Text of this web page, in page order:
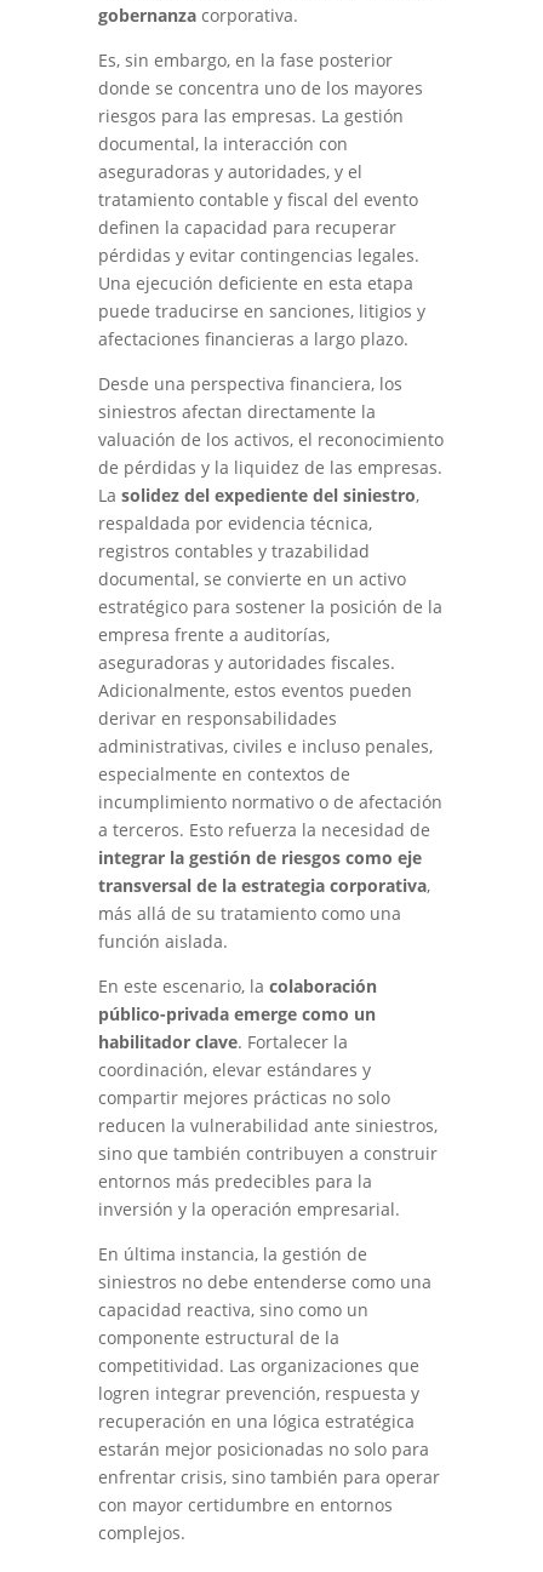
gobernanzacorporativa.
Es, sin embargo, en la fase posterior
donde se concentra uno de los mayores
riesgos para las empresas. La gestión
documental, la interacción con
aseguradoras y autoridades, y el
tratamiento contable y fiscal del evento
definen la capacidad para recuperar
pérdidas y evitar contingencias legales.
Una ejecución deficiente en esta etapa
puede traducirse en sanciones, litigios y
afectaciones financieras a largo plazo.
Desde una perspectiva financiera, los
siniestros afectan directamente la
valuación de los activos, el reconocimiento
de pérdidas y la liquidez de las empresas.
La solidez del expediente del siniestro,
respaldada por evidencia técnica,
registros contables y trazabilidad
documental, se convierte en un activo
estratégico para sostener la posición de la
empresa frente a auditorías,
aseguradoras y autoridades fiscales.
Adicionalmente, estos eventos pueden
derivar en responsabilidades
administrativas, civiles e incluso penales,
especialmente en contextos de
incumplimiento normativo o de afectación
a terceros. Esto refuerza la necesidad de
integrar la gestión de riesgos como eje
transversal de la estrategia corporativa,
más allá de su tratamiento como una
función aislada.
En este escenario, la colaboración
público-privada emerge como un
habilitador clave. Fortalecer la
coordinación, elevar estándares y
compartir mejores prácticas no solo
reducen la vulnerabilidad ante siniestros,
sino que también contribuyen a construir
entornos más predecibles para la
inversión y la operación empresarial.
En última instancia, la gestión de
siniestros no debe entenderse como una
capacidad reactiva, sino como un
componente estructural de la
competitividad. Las organizaciones que
logren integrar prevención, respuesta y
recuperación en una lógica estratégica
estarán mejor posicionadas no solo para
enfrentar crisis, sino también para operar
con mayor certidumbre en entornos
complejos.